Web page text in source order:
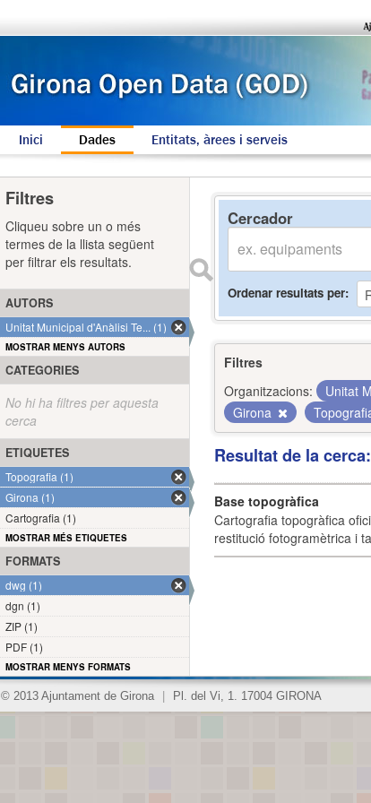
Inici Dades Entitats, àrees i serveis
Cercador
Ordenar resultats per
Filtres
Organitzacions:
Unitat
Girona
Resultat de la
Base topogràfica
Cartografia topogràfica
restitució fotogramètrica i
Filtres
Cliqueu sobre un o més
termes de la llista següent
per filtrar els resultats.
AUTORS
Unitat Municipal d'Anàlisi Te... (1)
MOSTRAR MENYS AUTORS
CATEGORIES
No hi ha filtres per aquesta
cerca
ETIQUETES
Topografia (1)
Girona (1)
Cartografia (1)
MOSTRAR MÉS ETIQUETES
FORMATS
dwg (1)
dgn (1)
ZIP (1)
PDF (1)
MOSTRAR MENYS FORMATS
© 2013 Ajuntament de Girona Pl. del Vi, 1. 17004 GIRONA